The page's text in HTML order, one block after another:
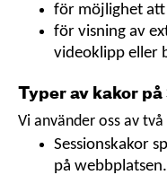
för möjlighet
för visning av
videoklipp eller
Typer av kakor
Vi använder oss av
Sessionskakor
på